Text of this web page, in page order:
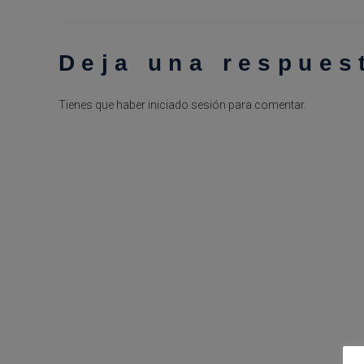
Deja una
Tienes que haber iniciado sesión para comentar.